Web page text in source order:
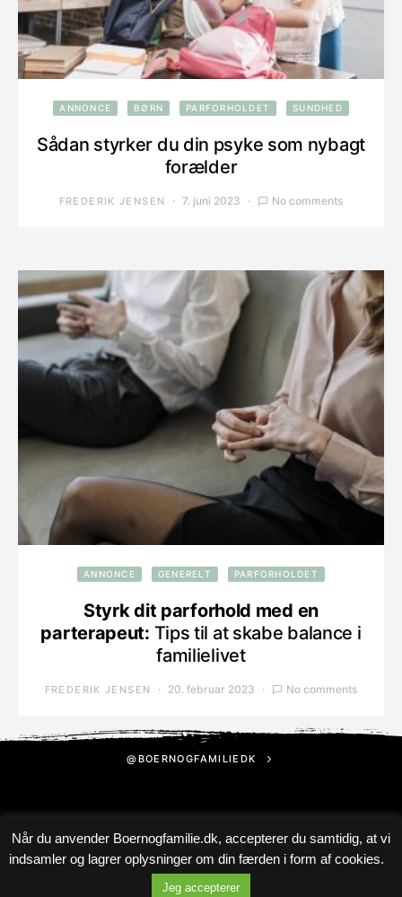
ANNONCE BØRN PARFORHOLDET SUNDHED
Sådan styrker du din psyke som nybagt
forælder
FREDERIK JENSEN 7. juni 2023 No comments
ANNONCE GENERELT PARFORHOLDET
Styrk dit parforhold med en
parterapeut: Tips til at skabe balance i
familielivet
FREDERIK JENSEN 20. februar 2023 No comments
@BOERNOGFAMILIEDK
Når du anvender Boernogfamilie.dk, accepterer du samtidig, at vi
indsamler og lagrer oplysninger om din færden i form af cookies.
Jeg accepterer